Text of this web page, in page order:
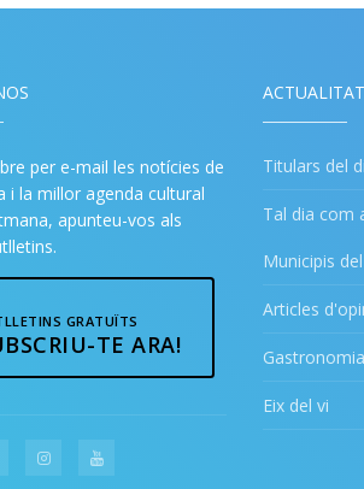
per e-mail les notícies de
i la millor agenda cultural
apunteu-vos als
GRATUÏTS
TE ARA!
ACTUALITAT
Titulars del
Tal dia com
Municipis
Articles
Gastronomia
Eix del vi